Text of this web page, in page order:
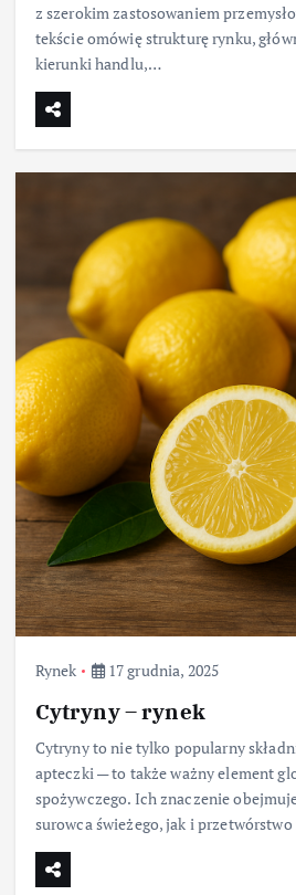
z szerokim zastosowaniem
tekście omówię strukturę rynku,
kierunki handlu,…
Rynek 17 grudnia, 2025
Cytryny – rynek
Cytryny to nie tylko popularny
apteczki — to także ważny element
spożywczego. Ich znaczenie
surowca świeżego, jak i